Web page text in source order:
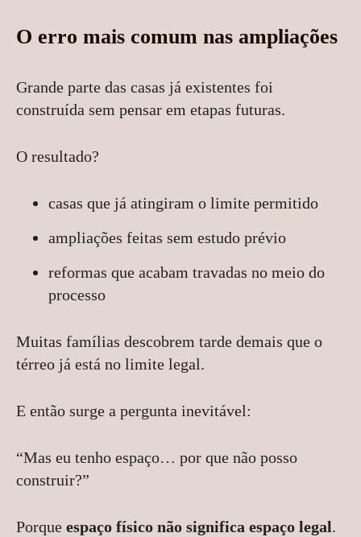
O erro mais comum nas ampliações
Grande parte das casas já existentes foi
construída sem pensar em etapas futuras.
O resultado?
casas que já atingiram o limite permitido
ampliações feitas sem estudo prévio
reformas que acabam travadas no meio do
processo
Muitas famílias descobrem tarde demais que o
térreo já está no limite legal.
E então surge a pergunta inevitável:
“Mas eu tenho espaço… por que não posso
construir?”
Porque espaço físico não significa espaço legal.